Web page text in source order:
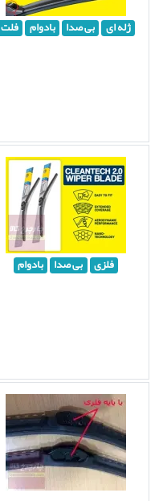
ژله ای بی صدا بادوام فلت
فلزی بی صدا بادوام